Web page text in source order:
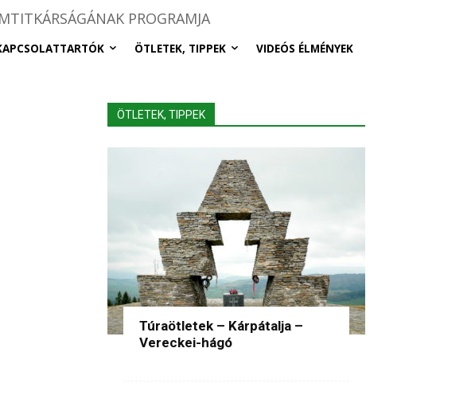
PROGRAMJA
ÖTLETEK, TIPPEK VIDEÓS ÉLMÉNYEK
ÖTLETEK, TIPPEK
Túraötletek – Kárpátalja –
Vereckei-hágó